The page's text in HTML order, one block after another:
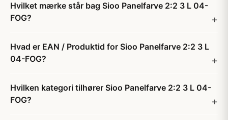
Hvilket mærke står bag Sioo Panelfarve 2:2 3 L 04-
FOG?
Hvad er EAN / Produktid for Sioo Panelfarve 2:2 3 L
04-FOG?
Hvilken kategori tilhører Sioo Panelfarve 2:2 3 L 04-
FOG?